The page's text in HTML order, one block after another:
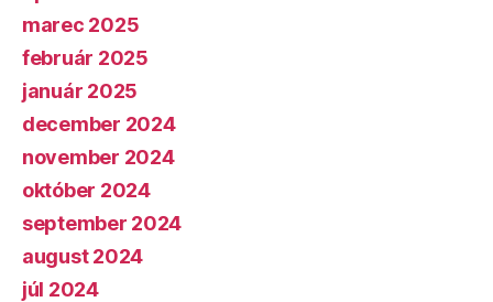
marec 2025
február 2025
január 2025
december 2024
november 2024
október 2024
september 2024
august 2024
júl 2024